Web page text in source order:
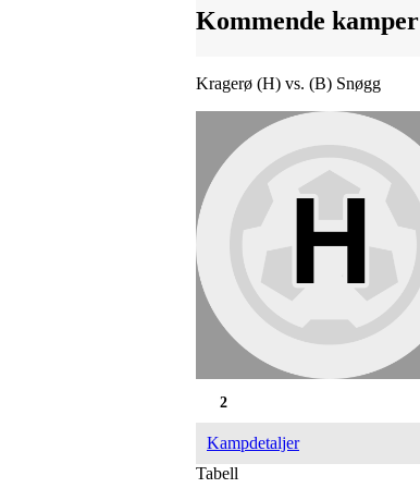
Kommende kamper
Kragerø (H) vs. (B) Snøgg
2
Kampdetaljer
Tabell